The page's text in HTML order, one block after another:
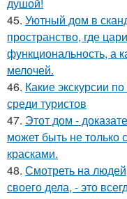
45. Уютный дом в
пространство, где
функциональность, а
мелочей.
46. Какие экскурсии
среди туристов
47. Этот дом -
может быть не
красками.
48. Смотреть на
своего дела, - это